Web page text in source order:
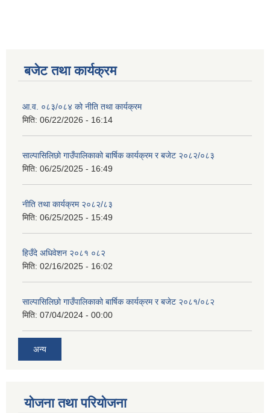
बजेट तथा कार्यक्रम
आ.व. ०८३/०८४ को नीति तथा कार्यक्रम
मिति: 06/22/2026 - 16:14
साल्पासिलिछो गाउँपालिकाको बार्षिक कार्यक्रम र बजेट २०८२/०८३
मिति: 06/25/2025 - 16:49
नीति तथा कार्यक्रम २०८२/८३
मिति: 06/25/2025 - 15:49
हिउँदे अधिवेशन २०८१ ०८२
मिति: 02/16/2025 - 16:02
साल्पासिलिछो गाउँपालिकाको बार्षिक कार्यक्रम र बजेट २०८१/०८२
मिति: 07/04/2024 - 00:00
अन्य
योजना तथा परियोजना